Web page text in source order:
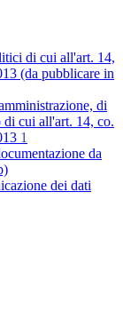
di cui all'art. 14,
(da pubblicare in
di
cui all'art. 14, co.
1
da
dei dati